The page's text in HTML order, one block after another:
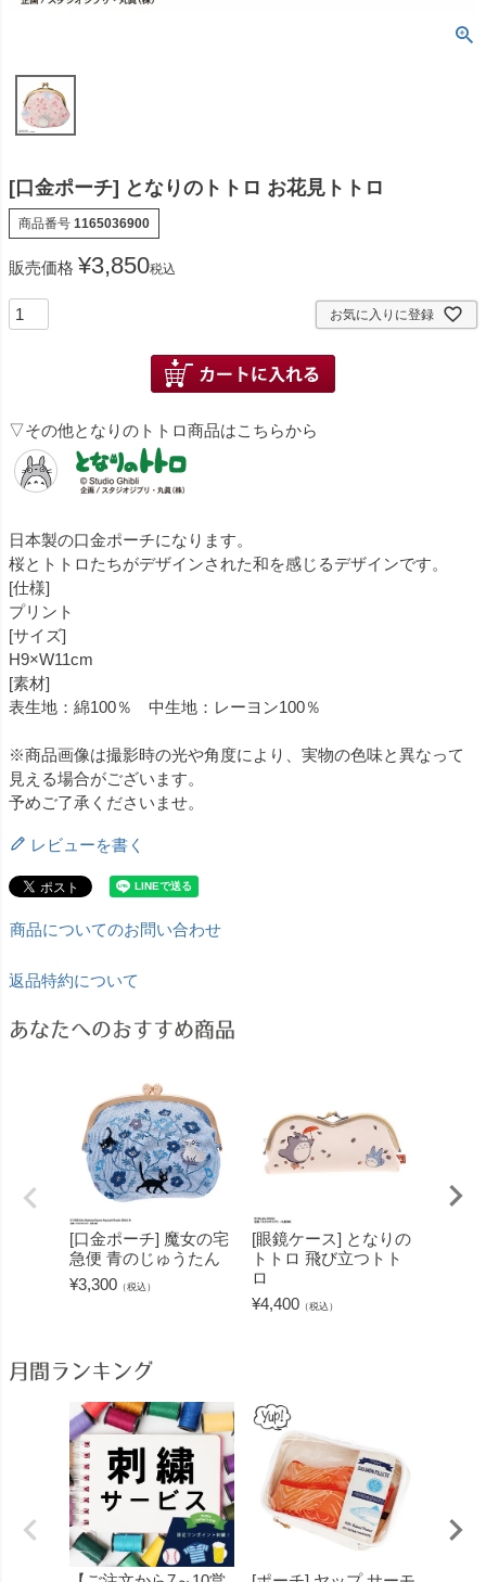
[口金ポーチ] となりのトトロ お花見トトロ
商品番号 1165036900
販売価格 ¥3,850税込
お気に入りに登録
▽その他となりのトトロ商品はこちらから
日本製の口金ポーチになります。
桜とトトロたちがデザインされた和を感じるデザインです。
[仕様]
プリント
[サイズ]
H9×W11cm
[素材]
表生地：綿100％ 中生地：レーヨン100％
※商品画像は撮影時の光や角度により、実物の色味と異なって
見える場合がございます。
予めご了承くださいませ。
レビューを書く
商品についてのお問い合わせ
返品特約について
あなたへのおすすめ商品
[口金ポーチ] 魔女の宅
急便 青のじゅうたん
¥3,300 （税込）
[眼鏡ケース] となりの
トトロ 飛び立つトト
ロ
¥4,400 （税込）
月間ランキング